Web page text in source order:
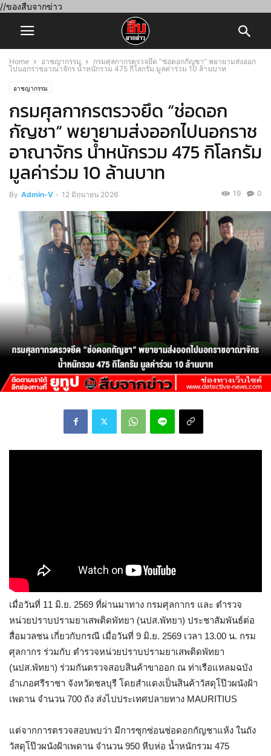
//ของสืบจากข่าว
Home อาชญากรรม
กรมศุลกากรตรวจยึด “ช่อดอกกัญชา“ พยายามส่งออก
ไปนอกราชอาณาจักร น้ำหนักรวม 475 กิโลกรัม มูลค่าร่วม 10 ล้านบาท
อาชญากรรม
กรมศุลกากรตรวจยึด “ช่อดอก
กัญชา“ พยายามส่งออกไปนอกราช
อาณาจักร น้ำหนักรวม 475 กิโลกรัม
มูลค่าร่วม 10 ล้านบาท
By Admin-V - 12 มิถุนายน 2026 0
19
เมื่อวันที่ 11 มิ.ย. 2569 ที่ผ่านมาทาง กรมศุลกากร และ ตำรวจ
หน่วยปราบปรามยาเสพติดพัทยา (นปส.พัทยา) ประชาสัมพันธ์ต่อ
สื่อมวลชน เกี่ยวกับกรณี เมื่อวันที่ 9 มิ.ย. 2569 เวลา 13.00 น. กรม
ศุลกากร ร่วมกับ ตำรวจหน่วยปราบปรามยาเสพติดพัทยา
(นปส.พัทยา) ร่วมกันตรวจสอบสินค้าขาออก ณ ท่าเรือแหลมฉบัง
อำเภอศรีราชา จังหวัดชลบุรี โดยสำแดงเป็นสินค้าวัสดุโป๊วผนังฝ้า
เพดาน จำนวน 700 ถัง ส่งไปประเทศปลายทาง MAURITIUS
แต่จากการตรวจสอบพบว่า มีการซุกซ่อนช่อดอกกัญชาแห้ง ในถัง
วัสดุโป๊วผนังฝ้าเพดาน จำนวน 950 หีบห่อ น้ำหนักรวม 475